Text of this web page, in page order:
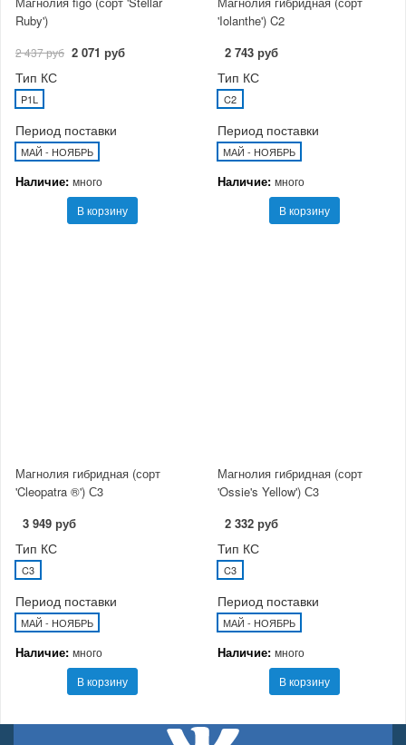
Ruby')
2 437 руб 2 071 руб
Тип КС
P1L
Период поставки
МАЙ - НОЯБРЬ
Наличие: много
В корзину
'Iolanthe') C2
2 743 руб
Тип КС
C2
Период поставки
МАЙ - НОЯБРЬ
Наличие: много
В корзину
Магнолия гибридная (сорт
'Cleopatra ®') С3
3 949 руб
Тип КС
C3
Период поставки
МАЙ - НОЯБРЬ
Наличие: много
В корзину
Магнолия гибридная (сорт
'Ossie's Yellow') С3
2 332 руб
Тип КС
C3
Период поставки
МАЙ - НОЯБРЬ
Наличие: много
В корзину